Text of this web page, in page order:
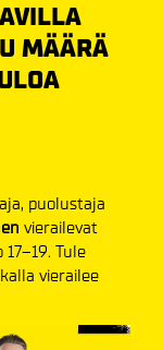
MÄÄRÄ
puolustaja
vierailevat
Tule
vierailee